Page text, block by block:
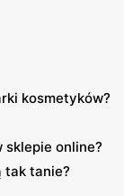
kosmetyków?
online?
tak tanie?